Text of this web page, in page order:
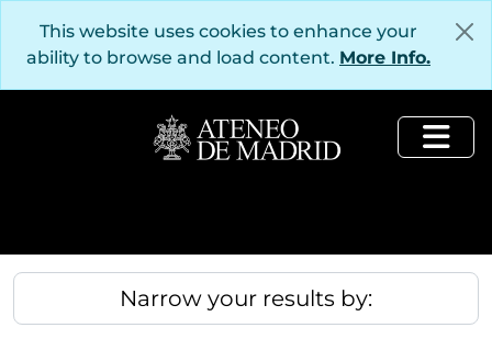
This website uses cookies to enhance your
ability to browse and load content. More Info.
Narrow your results by: